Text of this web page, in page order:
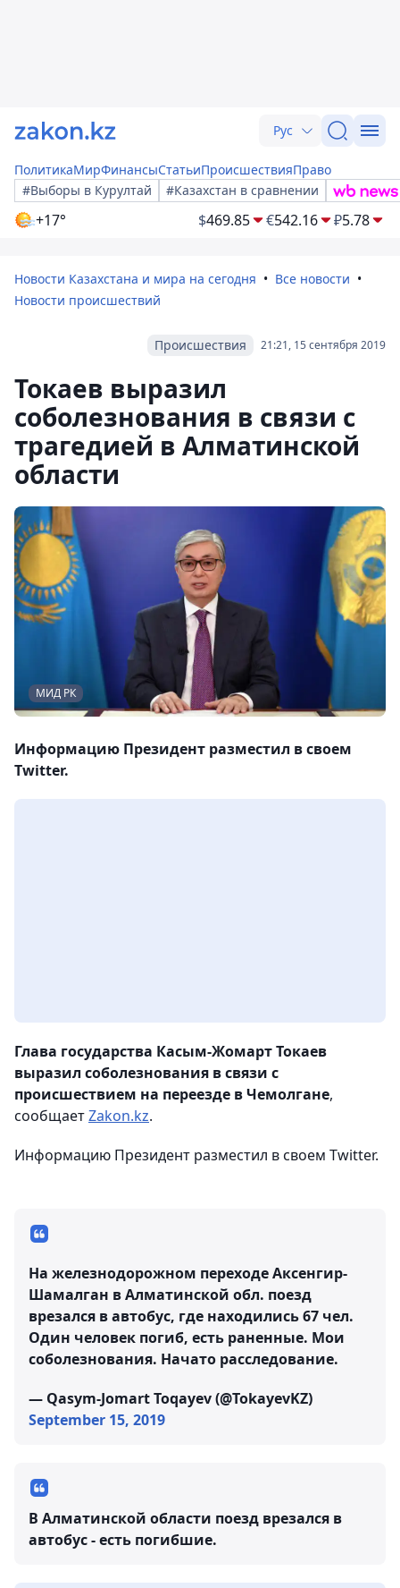
Рус
ПолитикаМирФинансыСтатьиПроисшествияПраво
#Выборы в Курултай
#Казахстан в сравнении
+17° $469.85 €542.16 ₽5.78
Новости Казахстана и мира на сегодня
Все новости
Новости происшествий
21:21, 15 сентября 2019
Происшествия
Токаев выразил
соболезнования в связи с
трагедией в Алматинской
области
МИД РК
Информацию Президент разместил в своем
Twitter.
Глава государства Касым-Жомарт Токаев
выразил соболезнования в связи с
происшествием на переезде в Чемолгане,
сообщаетZakon.kz.
Информацию Президент разместил в своем Twitter.
На железнодорожном переходе Аксенгир-
Шамалган в Алматинской обл. поезд
врезался в автобус, где находились 67 чел.
Один человек погиб, есть раненные. Мои
соболезнования. Начато расследование.
— Qasym-Jomart Toqayev (@TokayevKZ)
September 15, 2019
В Алматинской области поезд врезался в
автобус - есть погибшие.